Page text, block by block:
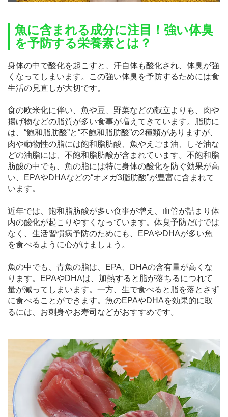
魚に含まれる成分に注目！強い体臭
を予防する栄養素とは？
身体の中で酸化を起こすと、汗自体も酸化され、体臭が強
くなってしまいます。この強い体臭を予防するためには食
生活の見直しが大切です。
食の欧米化に伴い、魚や豆、野菜などの献立よりも、肉や
揚げ物などの脂質が多い食事が増えてきています。脂肪に
は、“飽和脂肪酸”と“不飽和脂肪酸”の2種類がありますが、
肉や動物性の脂には飽和脂肪酸、魚やえごま油、しそ油な
どの油脂には、不飽和脂肪酸が含まれています。不飽和脂
肪酸の中でも、魚の脂には特に身体の酸化を防ぐ効果が高
い、EPAやDHAなどの“オメガ3脂肪酸”が豊富に含まれて
います。
近年では、飽和脂肪酸が多い食事が増え、血管が詰まり体
内の酸化が起こりやすくなっています。体臭予防だけでは
なく、生活習慣病予防のためにも、EPAやDHAが多い魚
を食べるように心がけましょう。
魚の中でも、青魚の脂は、EPA、DHAの含有量が高くな
ります。EPAやDHAは、加熱すると脂が落ちるにつれて
量が減ってしまいます。一方、生で食べると脂を落とさず
に食べることができます。魚のEPAやDHAを効果的に取
るには、お刺身やお寿司などがおすすめです。